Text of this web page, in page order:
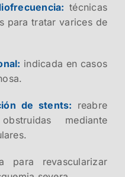
técnicas
para tratar varices de
indicada en casos
de stents: reabre
mediante
para revascularizar